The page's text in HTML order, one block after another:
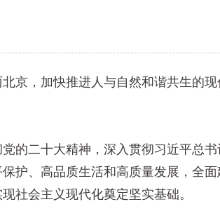
，加快推进人与自然和谐共生的现
二十大精神，深入贯彻习近平总书
护、高品质生活和高质量发展，全
社会主义现代化奠定坚实基础。